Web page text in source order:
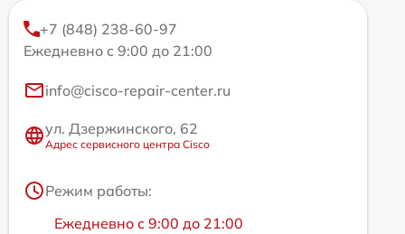
+7 (848) 238-60-97
Ежедневно с 9:00 до 21:00
info@cisco-repair-center.ru
ул. Дзержинского, 62
Адрес сервисного центра Cisco
Режим работы:
Ежедневно с 9:00 до 21:00